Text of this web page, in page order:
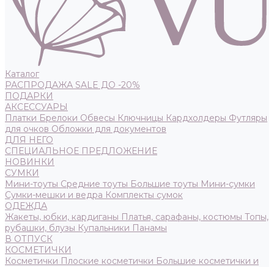
Каталог
РАСПРОДАЖА SALE ДО -20%
ПОДАРКИ
АКСЕССУАРЫ
Платки Брелоки Обвесы Ключницы Кардхолдеры Футляры
для очков Обложки для документов
ДЛЯ НЕГО
СПЕЦИАЛЬНОЕ ПРЕДЛОЖЕНИЕ
НОВИНКИ
СУМКИ
Мини-тоуты Средние тоуты Большие тоуты Мини-сумки
Сумки-мешки и ведра Комплекты сумок
ОДЕЖДА
Жакеты, юбки, кардиганы Платья, сарафаны, костюмы Топы,
рубашки, блузы Купальники Панамы
В ОТПУСК
КОСМЕТИЧКИ
Косметички Плоские косметички Большие косметички и